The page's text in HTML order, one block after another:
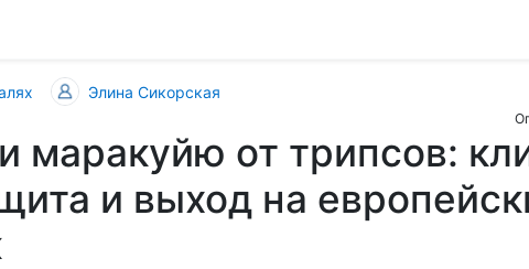
Элина Сикорская
маракуйю от трипсов:
и выход на